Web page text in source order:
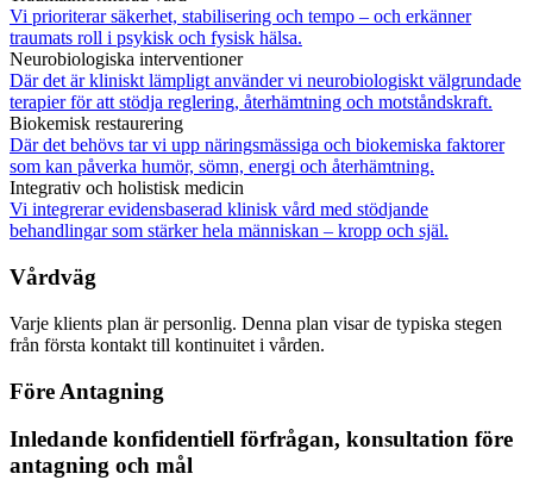
Vi prioriterar säkerhet, stabilisering och tempo – och erkänner
traumats roll i psykisk och fysisk hälsa.
Neurobiologiska interventioner
Där det är kliniskt lämpligt använder vi neurobiologiskt välgrundade
terapier för att stödja reglering, återhämtning och motståndskraft.
Biokemisk restaurering
Där det behövs tar vi upp näringsmässiga och biokemiska faktorer
som kan påverka humör, sömn, energi och återhämtning.
Integrativ och holistisk medicin
Vi integrerar evidensbaserad klinisk vård med stödjande
behandlingar som stärker hela människan – kropp och själ.
Vårdväg
Varje klients plan är personlig. Denna plan visar de typiska stegen
från första kontakt till kontinuitet i vården.
Före Antagning
Inledande konfidentiell förfrågan, konsultation före
antagning och mål